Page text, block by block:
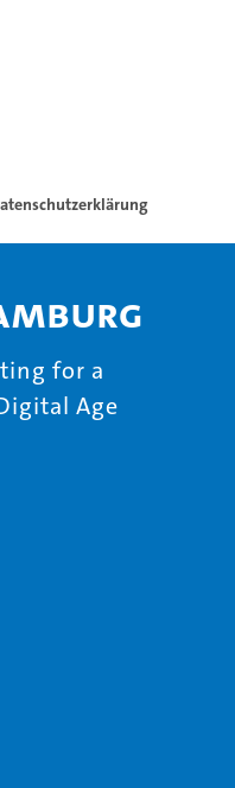
for a
Age